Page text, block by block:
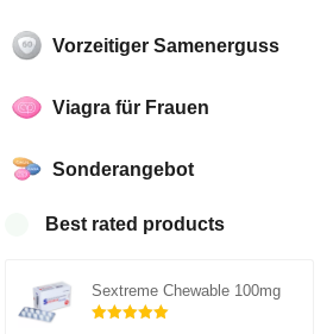
Vorzeitiger Samenerguss
Viagra für Frauen
Sonderangebot
Best rated products
Sextreme Chewable 100mg